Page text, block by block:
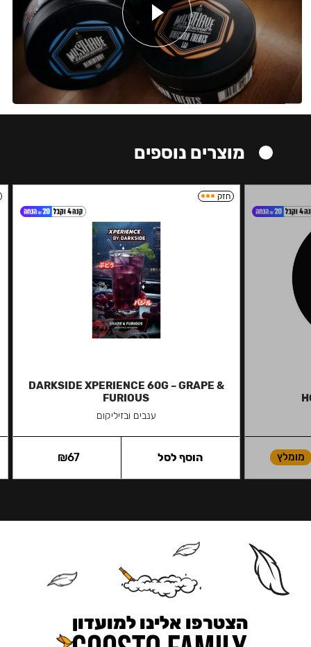
מוצרים נוספים
מומלץ
חזק
DARKSIDE XPERIENCE 60G – GRAPE &
FURIOUS
ענבים ובזיליקום
₪67 הוסף לסל
הצטרפו אלינו למועדון